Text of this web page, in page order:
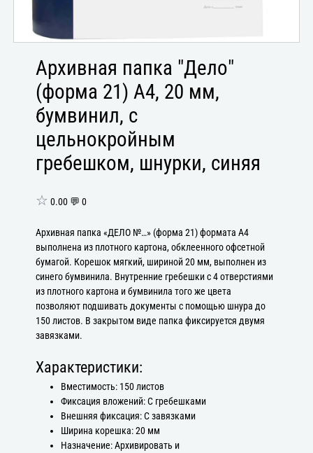
Архивная папка "Дело"
(форма 21) А4, 20 мм,
бумвинил, с
цельнокройным
гребешком, шнурки, синяя
☆ 0.00 💬 0
Архивная папка «ДЕЛО №…» (форма 21) формата А4
выполнена из плотного картона, обклеенного офсетной
бумагой. Корешок мягкий, шириной 20 мм, выполнен из
синего бумвинила. Внутренние гребешки с 4 отверстиями
из плотного картона и бумвинила того же цвета
позволяют подшивать документы с помощью шнура до
150 листов. В закрытом виде папка фиксируется двумя
завязками.
Характеристики:
Вместимость: 150 листов
Фиксация вложений: С гребешками
Внешняя фиксация: С завязками
Ширина корешка: 20 мм
Назначение: Архивировать и